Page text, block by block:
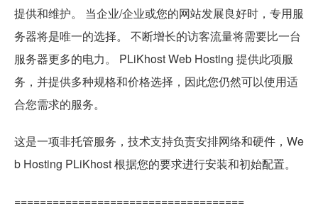
提供和维护。 当企业/企业或您的网站发展良好时，专用服
务器将是唯一的选择。 不断增长的访客流量将需要比一台
服务器更多的电力。 PLiKhost Web Hosting 提供此项服
务，并提供多种规格和价格选择，因此您仍然可以使用适
合您需求的服务。
这是一项非托管服务，技术支持负责安排网络和硬件，We
b Hosting PLiKhost 根据您的要求进行安装和初始配置。
====================================